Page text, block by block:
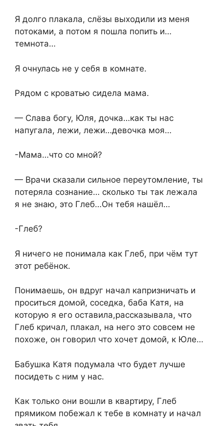
Я долго плакала, слёзы выходили из меня
потоками, а потом я пошла попить и…
темнота…
Я очнулась не у себя в комнате.
Рядом с кроватью сидела мама.
— Слава богу, Юля, дочка…как ты нас
напугала, лежи, лежи…девочка моя…
-Мама…что со мной?
— Врачи сказали сильное переутомление, ты
потеряла сознание… сколько ты так лежала
я не знаю, это Глеб…Он тебя нашёл…
-Глеб?
Я ничего не понимала как Глеб, при чём тут
этот ребёнок.
Понимаешь, он вдруг начал капризничать и
проситься домой, соседка, баба Катя, на
которую я его оставила,рассказывала, что
Глеб кричал, плакал, на него это совсем не
похоже, он говорил что хочет домой, к Юле…
Бабушка Катя подумала что будет лучше
посидеть с ним у нас.
Как только они вошли в квартиру, Глеб
прямиком побежал к тебе в комнату и начал